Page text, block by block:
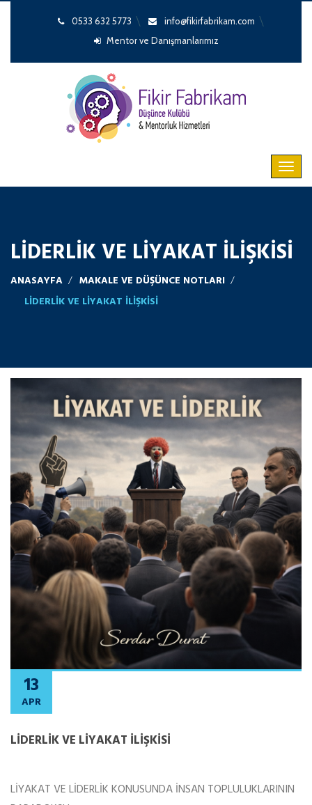
0533 632 5773
info@fikirfabrikam.com
Mentor ve Danışmanlarımız
LİDERLİK VE LİYAKAT İLİŞKİSİ
ANASAYFA
MAKALE VE DÜŞÜNCE NOTLARI
LİDERLİK VE LİYAKAT İLİŞKİSİ
13
APR
LİDERLİK VE LİYAKAT İLİŞKİSİ
LİYAKAT VE LİDERLİK KONUSUNDA İNSAN TOPLULUKLARININ